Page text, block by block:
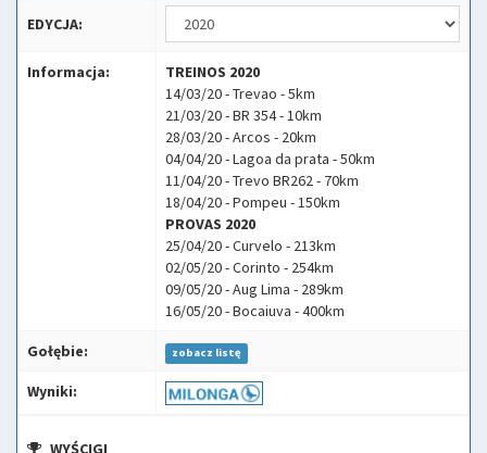
EDYCJA:
Informacja:
TREINOS 2020
14/03/20 - Trevao - 5km
21/03/20 - BR 354 - 10km
28/03/20 - Arcos - 20km
04/04/20 - Lagoa da prata - 50km
11/04/20 - Trevo BR262 - 70km
18/04/20 - Pompeu - 150km
PROVAS 2020
25/04/20 - Curvelo - 213km
02/05/20 - Corinto - 254km
09/05/20 - Aug Lima - 289km
16/05/20 - Bocaiuva - 400km
Gołębie: zobacz listę
Wyniki:
WYŚCIGI